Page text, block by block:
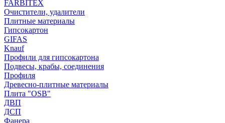
FARBITEX
Очистители, удалители
Плитные материалы
Гипсокартон
GIFAS
Knauf
Профили для гипсокартона
Подвесы, крабы, соединения
Профиля
Древесно-плитные материалы
Плита "OSB"
ДВП
ДСП
Фанера